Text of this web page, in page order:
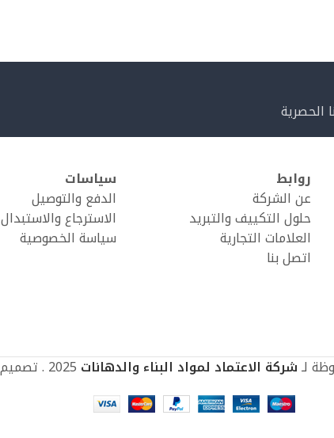
الحصرية
روابط
عن الشركة
حلول التكييف والتبريد
العلامات التجارية
اتصل بنا
سياسات
الدفع والتوصيل
الاسترجاع والاستبدال
سياسة الخصوصية
لـشركة الاعتماد لمواد البناء والدهانات 2025 . تصميم